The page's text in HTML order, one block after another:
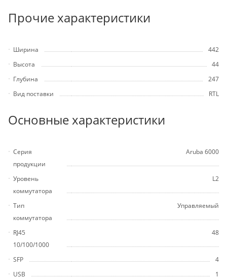
Прочие характеристики
Ширина
442
Высота
44
Глубина
247
Вид поставки
RTL
Основные характеристики
Серия
продукции
Aruba 6000
Уровень
коммутатора
L2
Тип
коммутатора
Управляемый
RJ45
10/100/1000
48
SFP
4
USB
1